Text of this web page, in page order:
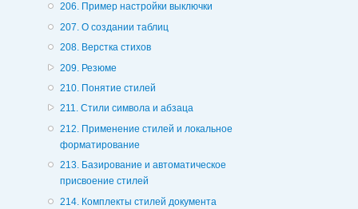
206. Пример настройки выключки
207. О создании таблиц
208. Верстка стихов
209. Резюме
210. Понятие стилей
211. Стили символа и абзаца
212. Применение стилей и локальное
форматирование
213. Базирование и автоматическое
присвоение стилей
214. Комплекты стилей документа